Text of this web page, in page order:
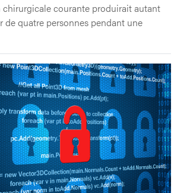
chirurgicale courante produirait autant
de quatre personnes pendant une